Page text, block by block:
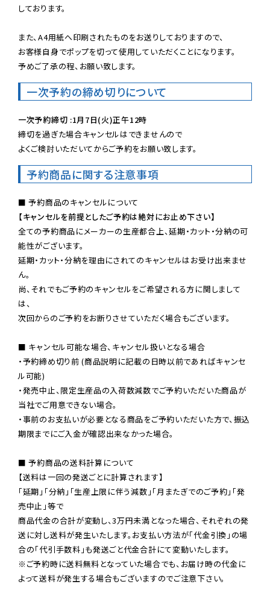
しております。
また、A4用紙へ印刷されたものをお送りしておりますので、
お客様自身でポップを切って使用していただくことになります。
予めご了承の程、お願い致します。
一次予約の締め切りについて
一次予約締切 :1月7日(火)正午12時
締切を過ぎた場合キャンセルはできませんので
よくご検討いただいてからご予約をお願い致します。
予約商品に関する注意事項
【キャンセルを前提としたご予約は絶対にお止め下さい】
全ての予約商品にメーカーの生産都合上、延期・カット・分納の可
能性がございます。
延期・カット・分納を理由にされてのキャンセルはお受け出来ませ
ん。
尚、それでもご予約のキャンセルをご希望される方に関しまして
は、
次回からのご予約をお断りさせていただく場合もございます。
■ キャンセル可能な場合、キャンセル扱いとなる場合
・予約締め切り前 (商品説明に記載の日時以前であればキャンセ
ル可能)
・発売中止、限定生産品の入荷数減数でご予約いただいた商品が
当社でご用意できない場合。
・事前のお支払いが必要となる商品をご予約いただいた方で、振込
期限までにご入金が確認出来なかった場合。
■ 予約商品の送料計算について
【送料は一回の発送ごとに計算されます】
「延期」「分納」「生産上限に伴う減数」「月またぎでのご予約」「発
売中止」等で
商品代金の合計が変動し、3万円未満となった場合、それぞれの発
送に対し送料が発生いたします。お支払い方法が「代金引換」の場
※ご予約時に送料無料となっていた場合でも、お届け時の代金に
よって送料が発生する場合もございますのでご注意下さい。